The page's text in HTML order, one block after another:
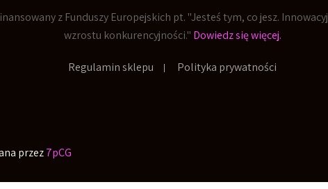
z Funduszy Europejskich pt. "Jesteś tym, co jesz.
wzrostu konkurencyjności." Dowiedz się więcej.
Regulamin sklepu Polityka prywatności
przez7pCG